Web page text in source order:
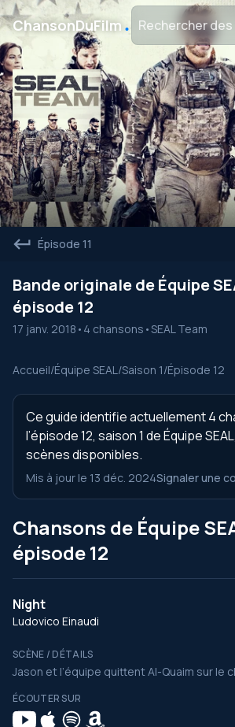
ChansonDuFilm ․
Épisode 11
Bande originale de Équipe
épisode 12
17 janv. 2018 • 4 chansons •SEAL Team
Accueil/Équipe SEAL/Saison 1/Épisode 12
Ce guide identifie actuellement 4
l’épisode 12, saison 1 de Équipe
scènes disponibles.
Mis à jour le 13 déc. 2024Signaler une
Chansons de Équipe
épisode 12
Night
Ludovico Einaudi
SCÈNE / DÉTAILS
Jason et l’équipe quittent Al-Quaim sur le
ÉCOUTER SUR